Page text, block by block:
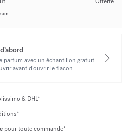
parfum avec un échantillon gratuit
avant d’ouvrir le flacon.
& DHL*
pour toute commande*